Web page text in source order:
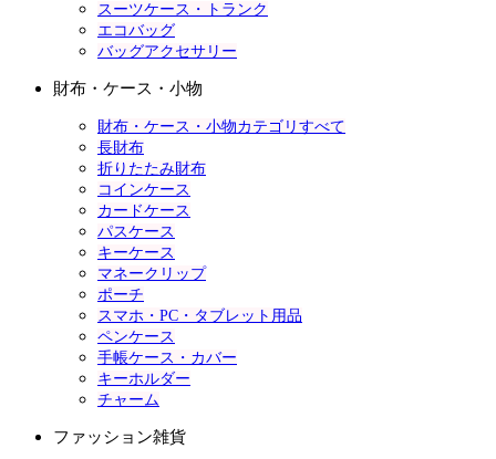
スーツケース・トランク
エコバッグ
バッグアクセサリー
財布・ケース・小物
財布・ケース・小物カテゴリすべて
長財布
折りたたみ財布
コインケース
カードケース
パスケース
キーケース
マネークリップ
ポーチ
スマホ・PC・タブレット用品
ペンケース
手帳ケース・カバー
キーホルダー
チャーム
ファッション雑貨